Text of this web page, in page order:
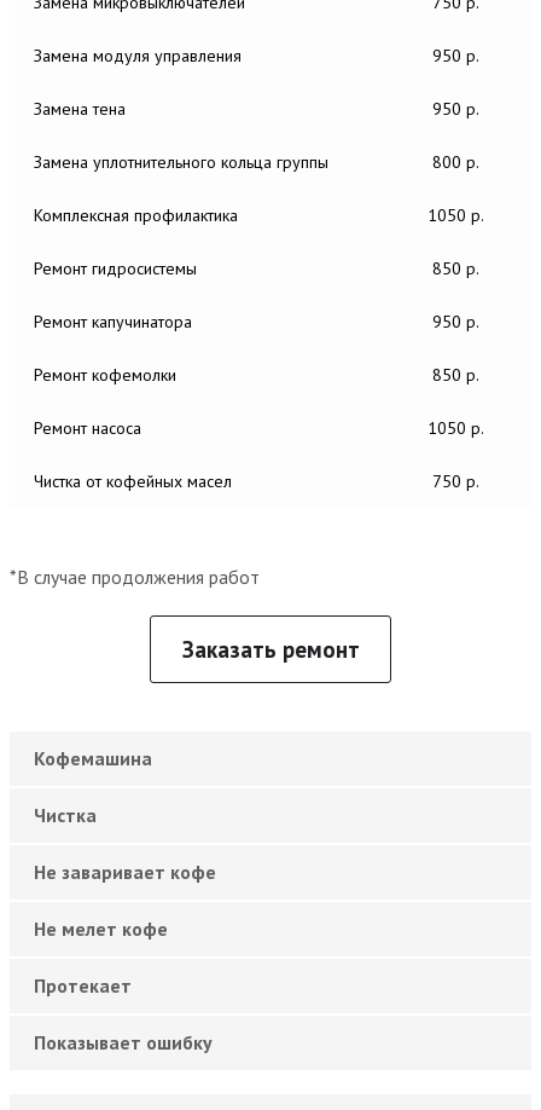
Замена модуля управления 950 р.
Замена тена 950 р.
Замена уплотнительного кольца группы 800 р.
Комплексная профилактика 1050 р.
Ремонт гидросистемы 850 р.
Ремонт капучинатора 950 р.
Ремонт кофемолки 850 р.
Ремонт насоса 1050 р.
Чистка от кофейных масел 750 р.
*В случае продолжения работ
Заказать ремонт
Кофемашина
Чистка
Не заваривает кофе
Не мелет кофе
Протекает
Показывает ошибку